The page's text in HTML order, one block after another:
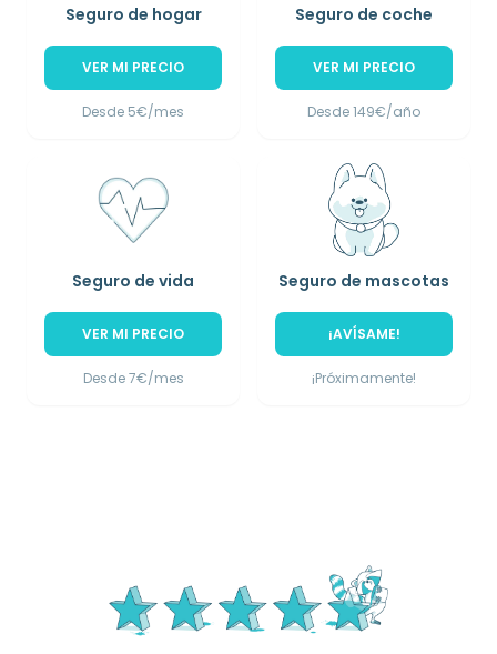
Seguro de hogar
VER MI PRECIO
Desde 5€/mes
Seguro de coche
VER MI PRECIO
Desde 149€/año
Seguro de vida
VER MI PRECIO
Desde 7€/mes
Seguro de mascotas
¡AVÍSAME!
¡Próximamente!